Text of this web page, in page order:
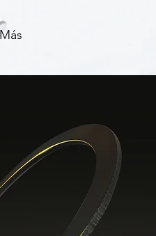
Más